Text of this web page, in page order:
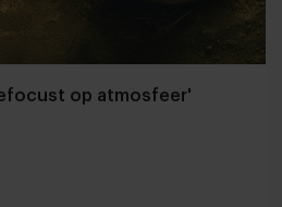
op atmosfeer'